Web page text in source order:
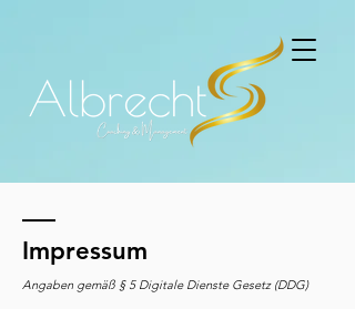
Impressum
Angaben gemäß § 5 Digitale Dienste Gesetz (DDG)